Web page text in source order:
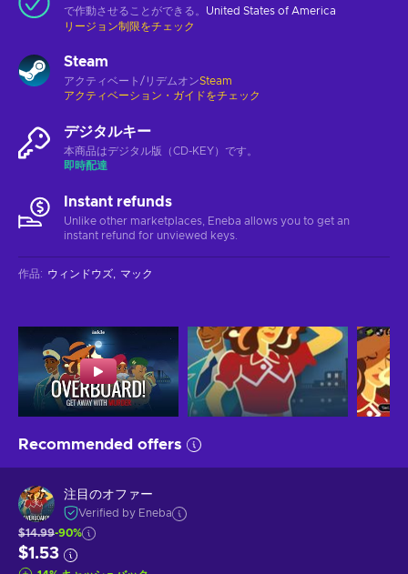
で作動させることができる。 United States of America
リージョン制限をチェック
Steam
アクティベート/リデムオンSteam
アクティベーション・ガイドをチェック
デジタルキー
本商品はデジタル版（CD-KEY）です。
即時配達
Instant refunds
Unlike other marketplaces, Eneba allows you to get an
instant refund for unviewed keys.
作品: ウィンドウズ マック
Recommended offers
注目のオファー
Verified by Eneba
$14.99-90%
$1.53